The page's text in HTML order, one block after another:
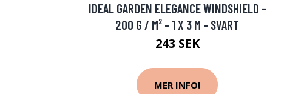
IDEAL GARDEN ELEGANCE WINDSHIELD -
200 G / M² - 1 X 3 M - SVART
243 SEK
MER INFO!